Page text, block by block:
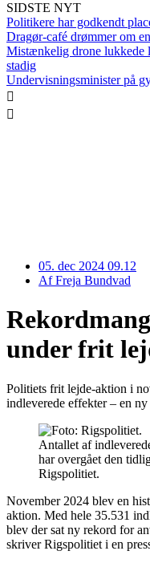
SIDSTE NYT
Politikere har godkendt
Dragør-café drømmer om
Mistænkelig drone lukkede
stadig
Undervisningsminister på
05. dec 2024 09.12
AfFreja Bundvad
under frit
Politiets frit lejde-aktion i
indleverede effekter – en
Antallet af
har overgået den
Rigspolitiet.
November 2024 blev en
aktion. Med hele 35.531
blev der sat ny rekord for
skriver Rigspolitiet i en